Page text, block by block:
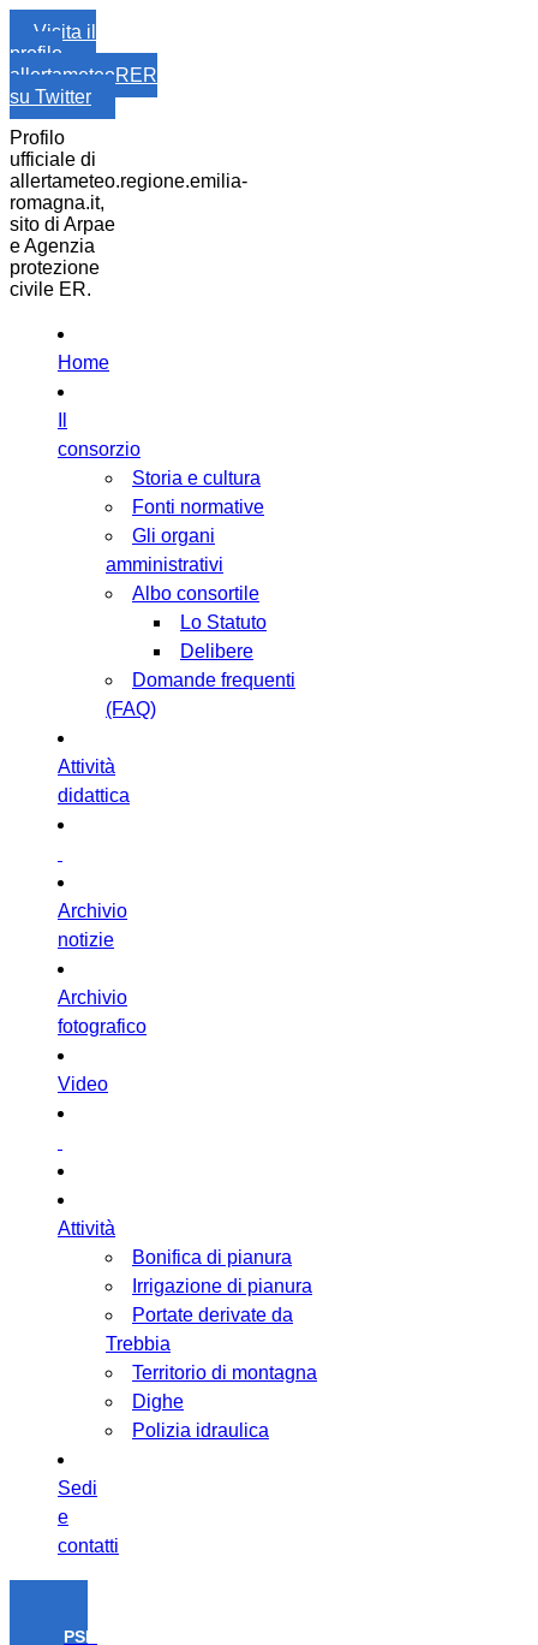
Visita il
profilo
allertameteoRER
su Twitter
Profilo
ufficiale di
allertameteo.regione.emilia-
romagna.it,
sito di Arpae
e Agenzia
protezione
civile ER.
Home
consorzio
Storia e cultura
Fonti normative
Gli organi
amministrativi
Albo consortile
Lo Statuto
Delibere
Domande frequenti
(FAQ)
Attività
didattica
Archivio
notizie
Archivio
fotografico
Video
Attività
Bonifica di pianura
Irrigazione di pianura
Portate derivate da
Trebbia
Territorio di montagna
Dighe
Polizia idraulica
Sedi
e
contatti
PSR